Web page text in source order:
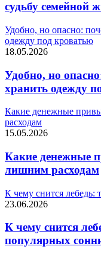
судьбу семейной
Удобно, но опасно:
одежду под кроватью
18.05.2026
Удобно, но
хранить одежду
Какие денежные
расходам
15.05.2026
Какие денежные
лишним расходам
К чему снится лебедь:
23.06.2026
К чему снится
популярных